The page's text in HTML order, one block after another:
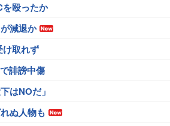
殴ったか
減退か
け取れず
誹謗中傷
はNOだ」
ぬ人物も